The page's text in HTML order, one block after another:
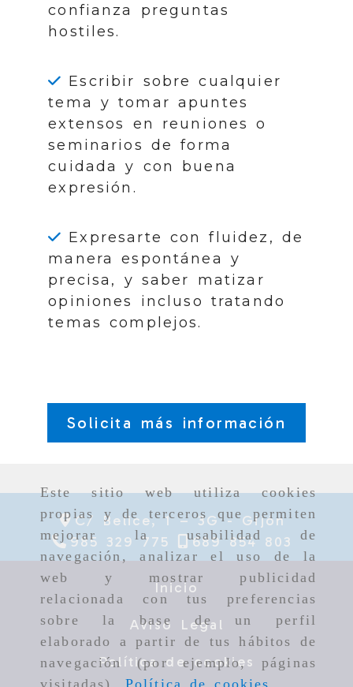
Este sitio web utiliza cookies
propias y de terceros que permiten
mejorar la usabilidad de
navegación, analizar el uso de la
web y mostrar publicidad
relacionada con tus preferencias
sobre la base de un perfil
elaborado a partir de tus hábitos de
navegación (por ejemplo, páginas
confianza preguntas
hostiles.
Escribir sobre cualquier
tema y tomar apuntes
extensos en reuniones o
seminarios de forma
cuidada y con buena
expresión.
Expresarte con fluidez, de
manera espontánea y
precisa, y saber matizar
opiniones incluso tratando
temas complejos.
Solicita más información
C/ Belice, 1 – 3G -Gijón
985 329 775
689 854 803
Inicio
Aviso Legal
Política de cookies